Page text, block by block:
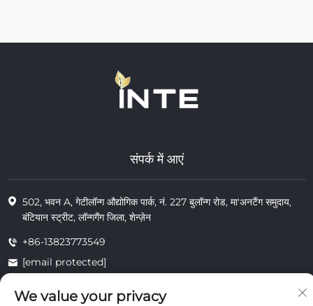
संपर्क में आएं
502, भवन A, गेटीलॉन्ग औद्योगिक पार्क, नं. 227 बुलॉन्ग रोड, मा'अनटैंग समुदाय,
बंटियान स्ट्रीट, लॉन्गगैंग जिला, शेन्ज़ेन
+86-13823773549
[email protected]
We value your privacy